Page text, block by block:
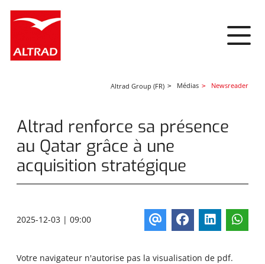
Altrad Group (FR) Médias Newsreader
Altrad renforce sa présence
au Qatar grâce à une
acquisition stratégique
2025-12-03 | 09:00
Votre navigateur n'autorise pas la visualisation de pdf.